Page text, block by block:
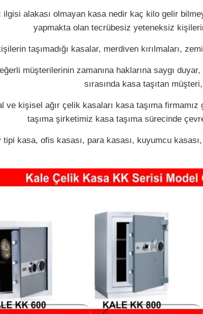
ilgisi alakası olmayan kasa nedir kaç kilo gelir
yapmakta olan tecrübesiz yeteneksiz
taşımadığı kasalar, merdiven kırılmaları,
müşterilerinin zamanına haklarına saygı
sırasında kasa taşıtan
kişisel ağır çelik kasaları kasa taşıma firmamız
taşıma şirketimiz kasa taşıma sürecinde
kasa, ofis kasası, para kasası, kuyumcu